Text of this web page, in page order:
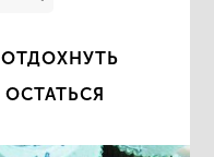
ОТДОХНУТЬ
ОСТАТЬСЯ